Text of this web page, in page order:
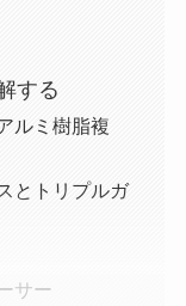
する
ルミ樹脂複
とトリプルガ
サー